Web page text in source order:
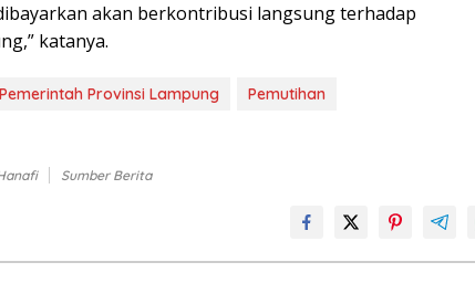
akan berkontribusi langsung terhadap
katanya.
Pemerintah Provinsi Lampung
Pemutihan
Sumber Berita